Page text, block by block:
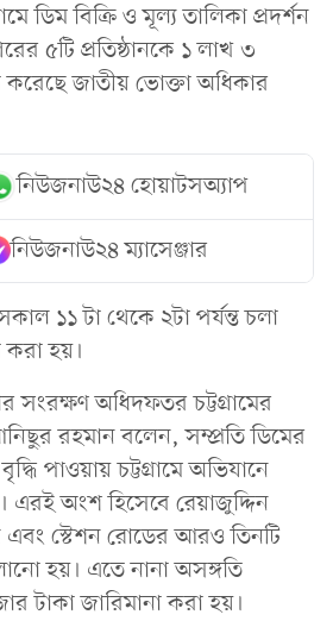
ডিম বিক্রি ও মূল্য তালিকা প্রদর্শন
৫টি প্রতিষ্ঠানকে ১ লাখ ৩
করেছে জাতীয় ভোক্তা অধিকার
নিউজনাউ২৪ হোয়াটসঅ্যাপ
নিউজনাউ২৪ ম্যাসেঞ্জার
১১ টা থেকে ২টা পর্যন্ত চলা
করা হয়।
সংরক্ষণ অধিদফতর চট্টগ্রামের
রহমান বলেন, সম্প্রতি ডিমের
পাওয়ায় চট্টগ্রামে অভিযানে
এরই অংশ হিসেবে রেয়াজুদ্দিন
এবং স্টেশন রোডের আরও তিনটি
হয়। এতে নানা অসঙ্গতি
টাকা জারিমানা করা হয়।